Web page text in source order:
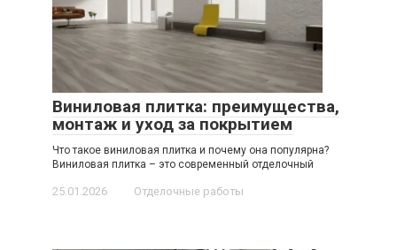
Виниловая плитка: преимущества,
монтаж и уход за покрытием
Что такое виниловая плитка и почему она популярна?
Виниловая плитка – это современный отделочный
25.01.2026 Отделочные работы